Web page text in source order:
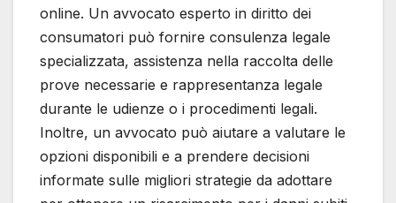
online. Un avvocato esperto in diritto dei
consumatori può fornire consulenza legale
specializzata, assistenza nella raccolta delle
prove necessarie e rappresentanza legale
durante le udienze o i procedimenti legali.
Inoltre, un avvocato può aiutare a valutare le
opzioni disponibili e a prendere decisioni
informate sulle migliori strategie da adottare